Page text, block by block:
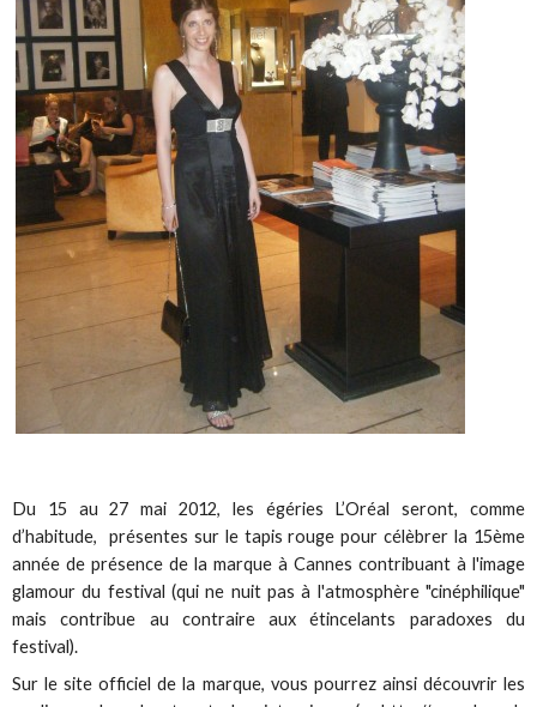
Du 15 au 27 mai 2012, les égéries L’Oréal seront, comme
d’habitude, présentes sur le tapis rouge pour célèbrer la 15ème
année de présence de la marque à Cannes contribuant à l'image
glamour du festival (qui ne nuit pas à l'atmosphère "cinéphilique"
mais contribue au contraire aux étincelants paradoxes du
festival).
Sur le site officiel de la marque, vous pourrez ainsi découvrir les